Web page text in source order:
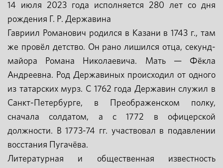
14 июля 2023 года исполняется 280 лет со дня
рождения Г. Р. Державина
Гавриил Романович родился в Казани в 1743 г., там
же провёл детство. Он рано лишился отца, секунд-
майора Романа Николаевича. Мать — Фёкла
Андреевна. Род Державиных происходил от одного
из татарских мурз. С 1762 года Державин служил в
Санкт-Петербурге, в Преображенском полку,
сначала солдатом, а с 1772 в офицерской
должности. В 1773-74 гг. участвовал в подавлении
восстания Пугачёва.
Литературная и общественная известность